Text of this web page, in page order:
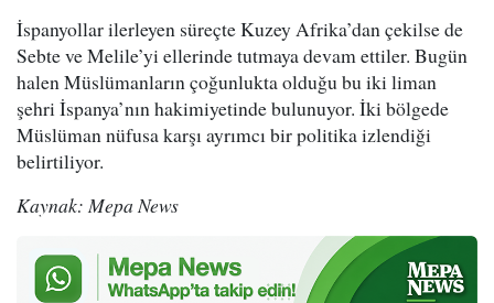
İspanyollar ilerleyen süreçte Kuzey Afrika’dan çekilse de
Sebte ve Melile’yi ellerinde tutmaya devam ettiler. Bugün
halen Müslümanların çoğunlukta olduğu bu iki liman
şehri İspanya’nın hakimiyetinde bulunuyor. İki bölgede
Müslüman nüfusa karşı ayrımcı bir politika izlendiği
belirtiliyor.
Kaynak: Mepa News